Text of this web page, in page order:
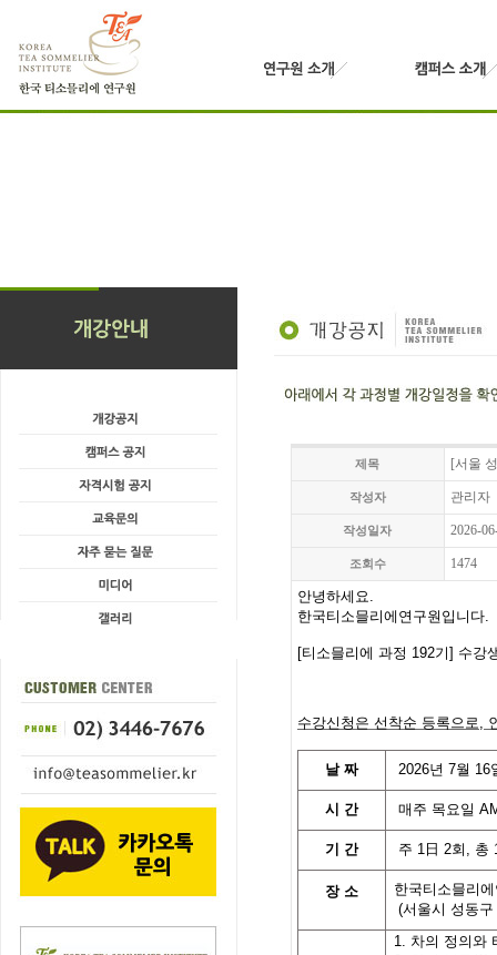
제목 [서울
작성자 관리자
작성일자 2026-
조회수 1474
안녕하세요.
한국티소믈리에연구원입니다.
[티소믈리에 과정 192기] 수강
수강신청은 선착순 등록으로,
날 짜 2026년 7월 16
시 간 매주 목요일
기 간 주 1日 2회 , 총
장 소
한국티소믈리
(서울시 성동
1. 차의 정의와